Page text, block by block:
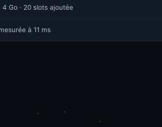
Go · 20 slots ajoutée
à 11 ms